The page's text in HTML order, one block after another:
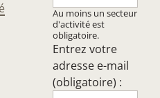
Au moins un secteur
d'activité est
obligatoire.
Entrez votre
adresse e-mail
(obligatoire) :